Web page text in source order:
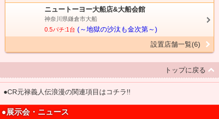
ニュートーヨー大船店&大船会館
神奈川県鎌倉市大船
0.5パチ:1台 (～地獄の沙汰も金次第～)
設置店舗一覧(6)
トップに戻る
●CR元禄義人伝浪漫の関連項目はコチラ!!
●展示会・ニュース